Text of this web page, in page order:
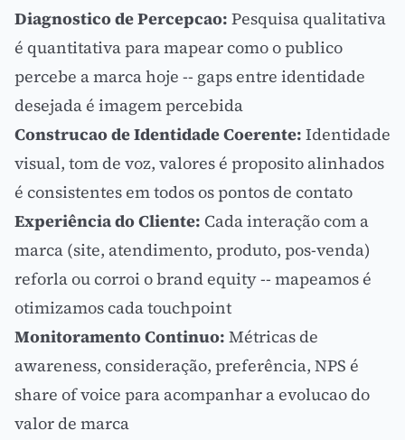
Diagnostico de Percepcao: Pesquisa qualitativa
é quantitativa para mapear como o publico
percebe a marca hoje -- gaps entre identidade
desejada é imagem percebida
Construcao de Identidade Coerente: Identidade
visual, tom de voz, valores é proposito alinhados
é consistentes em todos os pontos de contato
Experiência do Cliente: Cada interação com a
marca (site, atendimento, produto, pos-venda)
reforla ou corroi o brand equity -- mapeamos é
otimizamos cada touchpoint
Monitoramento Continuo: Métricas de
awareness, consideração, preferência, NPS é
share of voice para acompanhar a evolucao do
valor de marca